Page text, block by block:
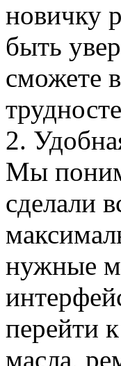
новичку
быть
сможете
2.
Мы
сделали
нужные
перейти
масла,